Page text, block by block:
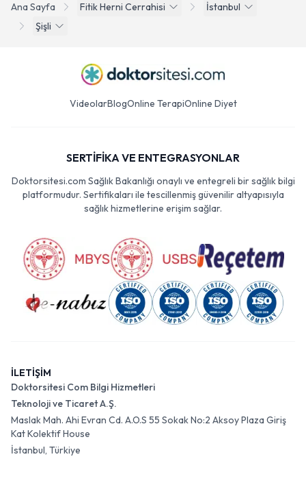
Ana Sayfa Fitik Herni Cerrahisi
İstanbul
Şişli
VideolarBlogOnline TerapiOnline Diyet
SERTİFİKA VE ENTEGRASYONLAR
Doktorsitesi.com Sağlık Bakanlığı onaylı ve entegreli bir sağlık bilgi
platformudur. Sertifikaları ile tescillenmiş güvenilir altyapısıyla
sağlık hizmetlerine erişim sağlar.
İLETİŞİM
Doktorsitesi Com Bilgi Hizmetleri
Teknoloji ve Ticaret A.Ş.
Maslak Mah. Ahi Evran Cd. A.O.S 55 Sokak No:2 Aksoy Plaza Giriş
Kat Kolektif House
İstanbul, Türkiye